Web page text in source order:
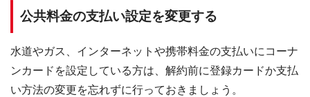
公共料金の支払い設定を変更する
水道やガス、インターネットや携帯料金の支払いにコーナ
ンカードを設定している方は、解約前に登録カードか支払
い方法の変更を忘れずに行っておきましょう。